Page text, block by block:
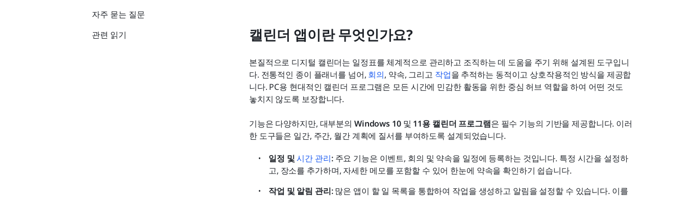
캘린더 앱이란 무엇인가요?
본질적으로 디지털 캘린더는 일정표를 체계적으로 관리하고 조직하는 데 도움을 주기 위해 설계된 도구입니
다. 전통적인 종이 플래너를 넘어, 회의, 약속, 그리고 작업을 추적하는 동적이고 상호작용적인 방식을 제공합
니다. PC용 현대적인 캘린더 프로그램은 모든 시간에 민감한 활동을 위한 중심 허브 역할을 하여 어떤 것도
놓치지 않도록 보장합니다.
기능은 다양하지만, 대부분의 Windows 10 및 11용 캘린더 프로그램은 필수 기능의 기반을 제공합니다. 이러
한 도구들은 일간, 주간, 월간 계획에 질서를 부여하도록 설계되었습니다.
일정 및 시간 관리: 주요 기능은 이벤트, 회의 및 약속을 일정에 등록하는 것입니다. 특정 시간을 설정하
고, 장소를 추가하며, 자세한 메모를 포함할 수 있어 한눈에 약속을 확인하기 쉽습니다.
작업 및 알림 관리: 많은 앱이 할 일 목록을 통합하여 작업을 생성하고 알림을 설정할 수 있습니다. 이를
자주 묻는 질문
관련 읽기